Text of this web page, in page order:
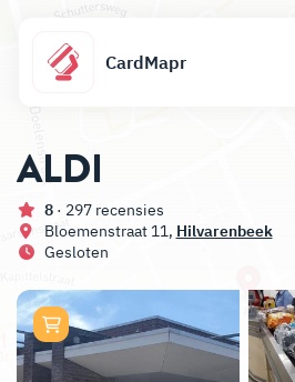
CardMapr
ALDI
8 · 297 recensies
Bloemenstraat 11, Hilvarenbeek
Gesloten